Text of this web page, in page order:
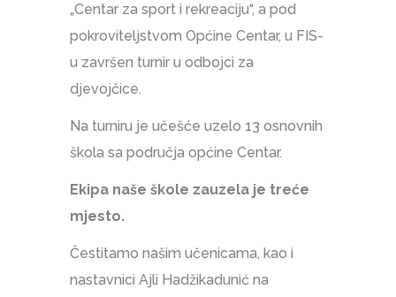
„Centar za sport i rekreaciju“, a pod
pokroviteljstvom Općine Centar, u FIS-
u završen turnir u odbojci za
djevojčice.
Na turniru je učešće uzelo 13 osnovnih
škola sa područja općine Centar.
Ekipa naše škole zauzela je treće
mjesto.
Čestitamo našim učenicama, kao i
nastavnici Ajli Hadžikadunić na